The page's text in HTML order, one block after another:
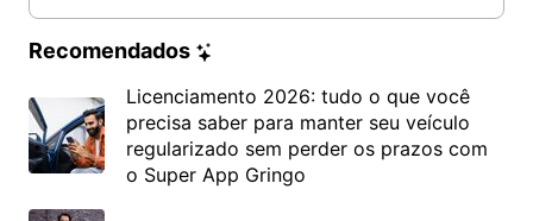
Recomendados
Licenciamento 2026: tudo o que você
precisa saber para manter seu veículo
regularizado sem perder os prazos com
o Super App Gringo